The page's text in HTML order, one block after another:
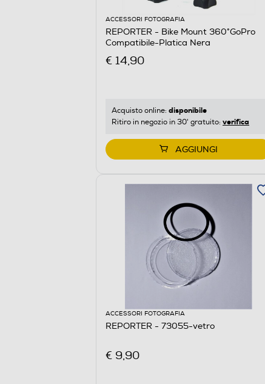
ACCESSORI FOTOGRAFIA
REPORTER - Bike Mount 360°GoPro
Compatibile-Platica Nera
€ 14,90
Acquisto online: disponibile
Ritiro in negozio in 30' gratuito: verifica
AGGIUNGI
ACCESSORI FOTOGRAFIA
REPORTER - 73055-vetro
€ 9,90